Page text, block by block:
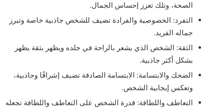
الصحة، وتلك تعزز إحساس الجمال.
التفرد: الخصوصية والفرادة تضيف للشخص جاذبية خاصة وتبرز
جماله الفريد.
الثقة: الشخص الذي يشعر بالراحة في جلده ويظهر بثقة يظهر
بشكل أكثر جاذبية.
الضحك والابتسامة: الابتسامة الصادقة تضيف إشراقًا وجاذبية،
وتعكس إيجابية الشخص.
التعاطف واللطافة: قدرة الشخص على التعاطف واللطافة تجعله